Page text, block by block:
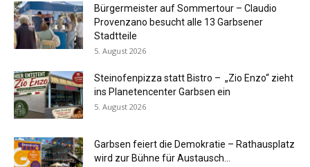
Bürgermeister auf Sommertour – Claudio
Provenzano besucht alle 13 Garbsener
Stadtteile
5. August 2026
Steinofenpizza statt Bistro – „Zio Enzo“ zieht
ins Planetencenter Garbsen ein
5. August 2026
Garbsen feiert die Demokratie – Rathausplatz
wird zur Bühne für Austausch...